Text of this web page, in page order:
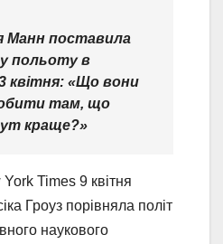
Манн поставила
польоту в
квітня: «Що вони
там, що
краще?»
Times 9 квітня
Гроуз порівняла політ
наукового